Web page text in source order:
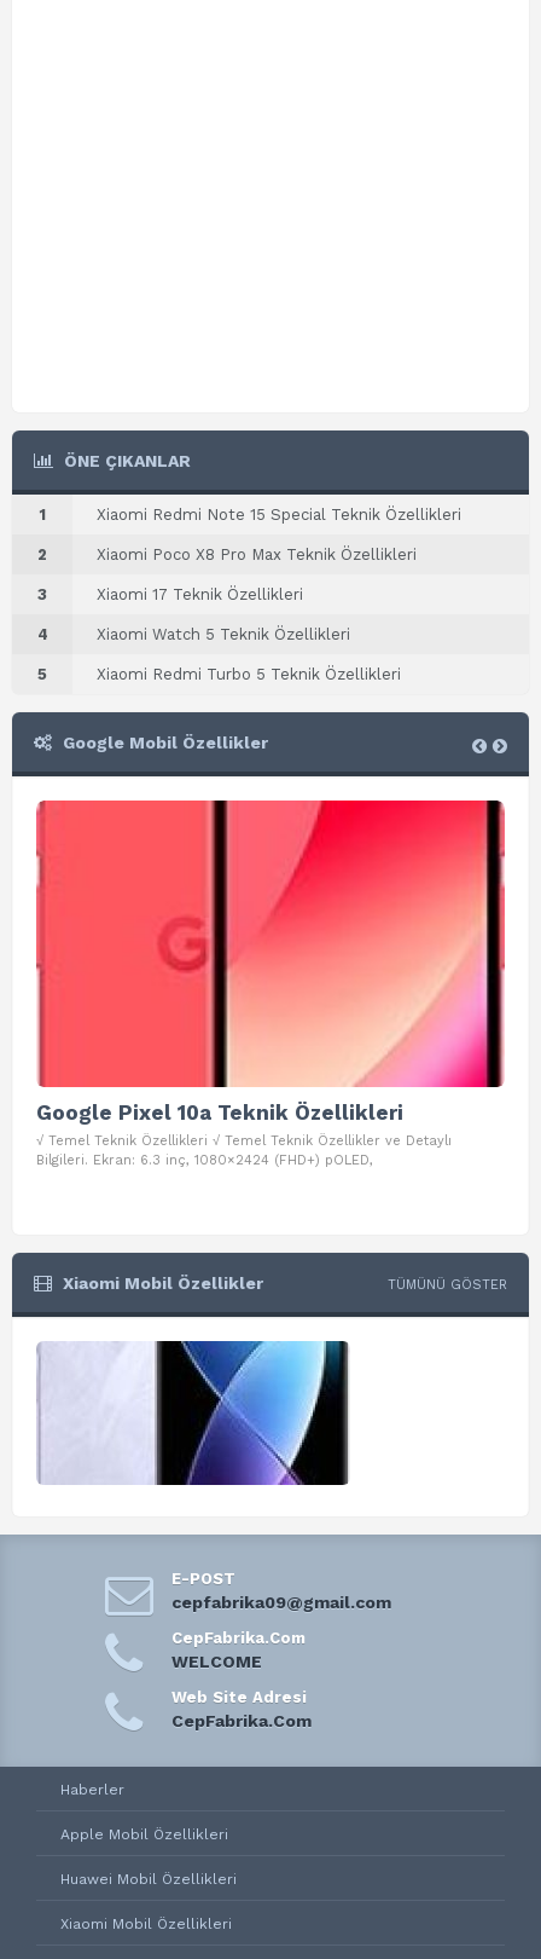
ÖNE ÇIKANLAR
1 Xiaomi Redmi Note 15 Special Teknik Özellikleri
2 Xiaomi Poco X8 Pro Max Teknik Özellikleri
3 Xiaomi 17 Teknik Özellikleri
4 Xiaomi Watch 5 Teknik Özellikleri
5 Xiaomi Redmi Turbo 5 Teknik Özellikleri
Google Mobil Özellikler
Google Pixel 10a Teknik Özellikleri
√ Temel Teknik Özellikleri √ Temel Teknik Özellikler ve Detaylı
Bilgileri. Ekran: 6.3 inç, 1080×2424 (FHD+) pOLED,
Xiaomi Mobil Özellikler TÜMÜNÜ GÖSTER
E-POST
cepfabrika09@gmail.com
CepFabrika.Com
WELCOME
Web Site Adresi
CepFabrika.Com
Haberler
Apple Mobil Özellikleri
Huawei Mobil Özellikleri
Xiaomi Mobil Özellikleri